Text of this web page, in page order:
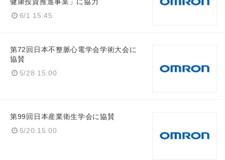
健康投資推進事業」に協力
6/1 15:45
第72回日本不整脈心電学会学術大会に
協賛
5/28 15:00
第99回日本産業衛生学会に協賛
5/20 15:00